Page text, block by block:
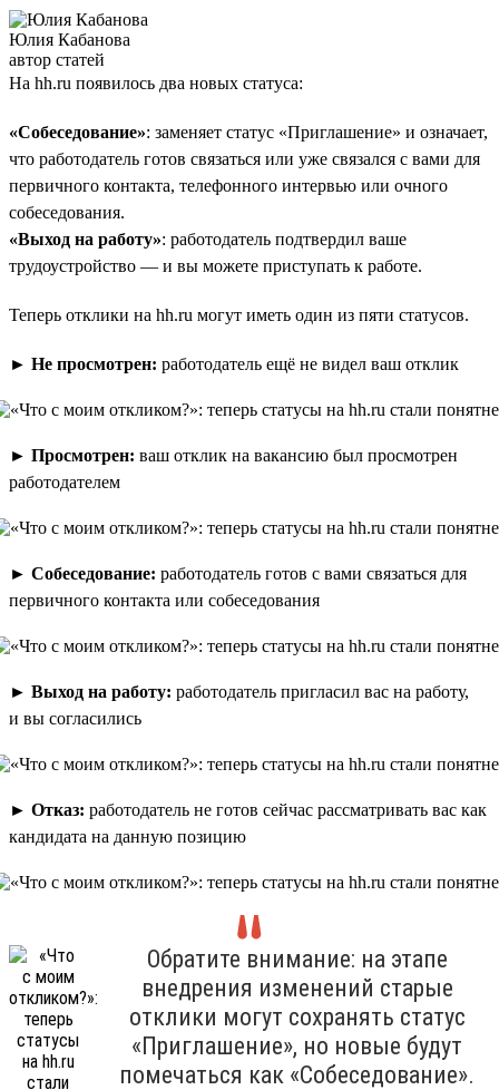
Юлия Кабанова
автор статей
На hh.ru появилось два новых статуса:
«Собеседование»: заменяет статус «Приглашение» и означает,
что работодатель готов связаться или уже связался с вами для
первичного контакта, телефонного интервью или очного
собеседования.
«Выход на работу»: работодатель подтвердил ваше
трудоустройство — и вы можете приступать к работе.
Теперь отклики на hh.ru могут иметь один из пяти статусов.
► Не просмотрен: работодатель ещё не видел ваш отклик
► Просмотрен: ваш отклик на вакансию был просмотрен
работодателем
► Собеседование: работодатель готов с вами связаться для
первичного контакта или собеседования
► Выход на работу: работодатель пригласил вас на работу,
и вы согласились
► Отказ: работодатель не готов сейчас рассматривать вас как
кандидата на данную позицию
Обратите внимание: на этапе
внедрения изменений старые
отклики могут сохранять статус
«Приглашение», но новые будут
помечаться как «Собеседование».